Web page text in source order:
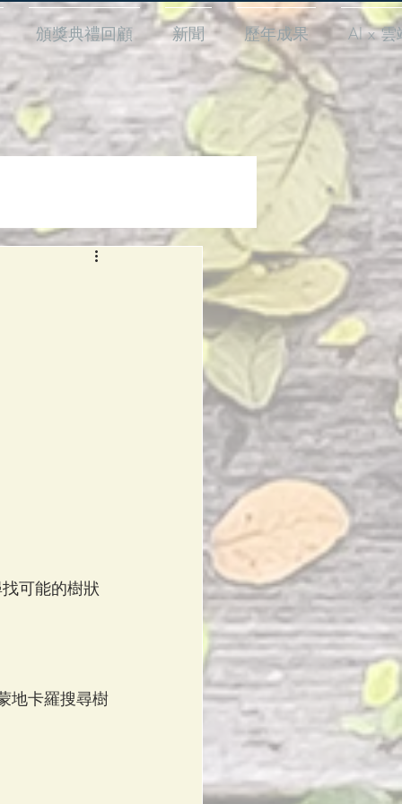
頒獎典禮回顧 新聞 歷年成果 AI x 雲
可能的樹狀
地卡羅搜尋樹